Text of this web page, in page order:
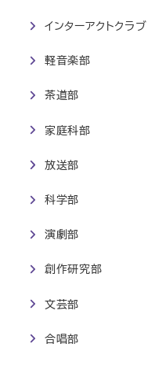
インターアクトクラブ
軽音楽部
茶道部
家庭科部
放送部
科学部
演劇部
創作研究部
文芸部
合唱部